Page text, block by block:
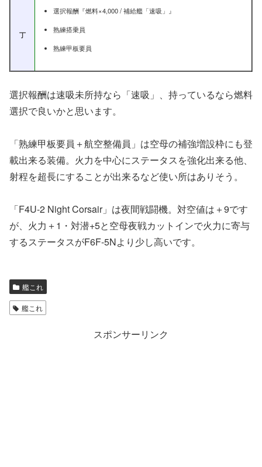
丁
選択報酬『燃料×4,000 / 補給艦「速吸」』
熟練搭乗員
熟練甲板要員
選択報酬は速吸未所持なら「速吸」、持っているなら燃料
選択で良いかと思います。
「熟練甲板要員＋航空整備員」は空母の補強増設枠にも登
載出来る装備。火力を中心にステータスを強化出来る他、
射程を超長にすることが出来るなど使い所はありそう。
「F4U-2 Night Corsair」は夜間戦闘機。対空値は＋9です
が、火力＋1・対潜+5と空母夜戦カットインで火力に寄与
するステータスがF6F-5Nより少し高いです。
艦これ
艦これ
スポンサーリンク